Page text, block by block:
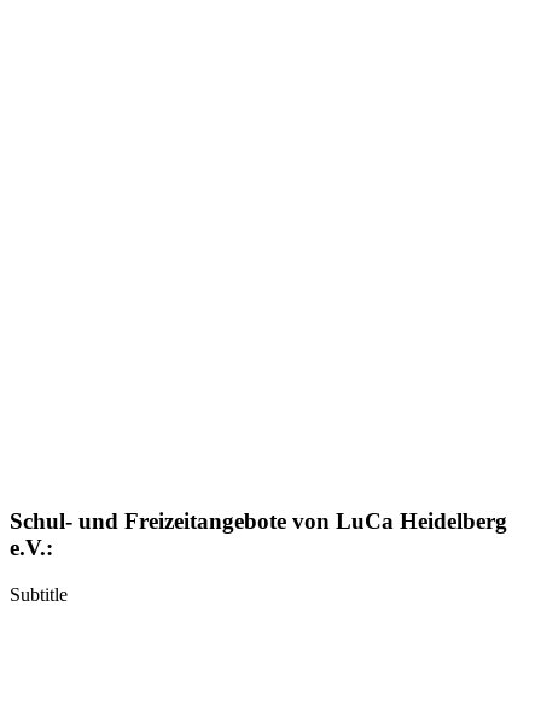
Schul- und Freizeitangebote von LuCa Heidelberg
e.V.:
Subtitle